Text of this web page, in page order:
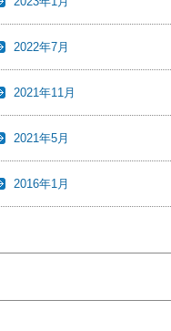
2022年7月
2021年11月
2021年5月
2016年1月